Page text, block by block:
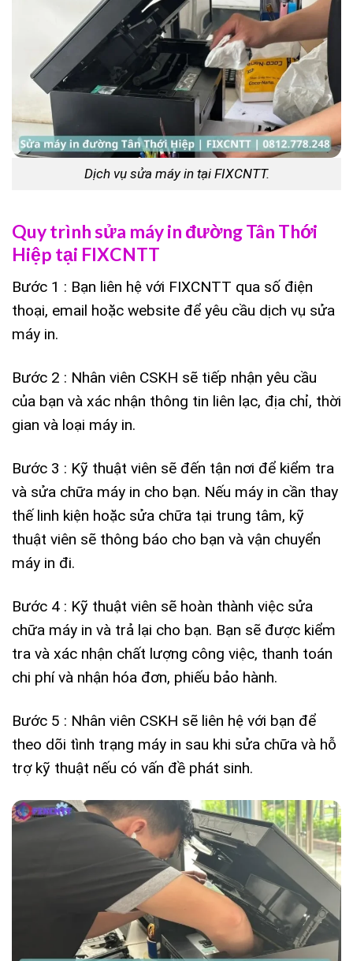
Dịch vụ sửa máy in tại FIXCNTT.
Quy trình sửa máy in đường Tân Thới
Hiệp tại FIXCNTT
Bước 1 : Bạn liên hệ với FIXCNTT qua số điện
thoại, email hoặc website để yêu cầu dịch vụ sửa
máy in.
Bước 2 : Nhân viên CSKH sẽ tiếp nhận yêu cầu
của bạn và xác nhận thông tin liên lạc, địa chỉ, thời
gian và loại máy in.
Bước 3 : Kỹ thuật viên sẽ đến tận nơi để kiểm tra
và sửa chữa máy in cho bạn. Nếu máy in cần thay
thế linh kiện hoặc sửa chữa tại trung tâm, kỹ
thuật viên sẽ thông báo cho bạn và vận chuyển
máy in đi.
Bước 4 : Kỹ thuật viên sẽ hoàn thành việc sửa
chữa máy in và trả lại cho bạn. Bạn sẽ được kiểm
tra và xác nhận chất lượng công việc, thanh toán
chi phí và nhận hóa đơn, phiếu bảo hành.
Bước 5 : Nhân viên CSKH sẽ liên hệ với bạn để
theo dõi tình trạng máy in sau khi sửa chữa và hỗ
trợ kỹ thuật nếu có vấn đề phát sinh.